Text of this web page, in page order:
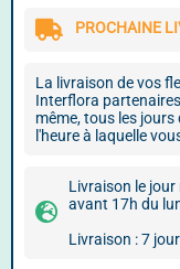
PROCHAINE
La livraison de vos
Interflora
même, tous les
l'heure à laquelle
Livraison le
avant 17h du
Livraison : 7